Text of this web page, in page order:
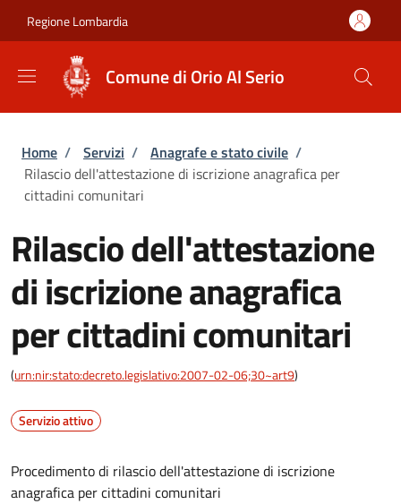
Regione Lombardia
Comune di Orio Al Serio
Briciole di pane
Home / Servizi / Anagrafe e stato civile /
Rilascio dell'attestazione di iscrizione anagrafica per
cittadini comunitari
Rilascio dell'attestazione
di iscrizione anagrafica
per cittadini comunitari
(urn:nir:stato:decreto.legislativo:2007-02-06;30~art9)
Servizio attivo
Procedimento di rilascio dell'attestazione di iscrizione
anagrafica per cittadini comunitari